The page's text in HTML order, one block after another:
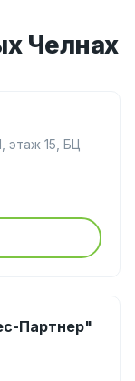
Челнах
этаж 15, БЦ
Партнер"